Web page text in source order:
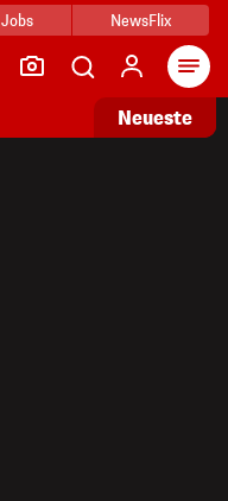
Jobs NewsFlix
Neueste